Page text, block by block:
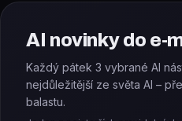
AI novinky do e-
Každý pátek 3 vybrané AI
nejdůležitější ze světa AI –
balastu.